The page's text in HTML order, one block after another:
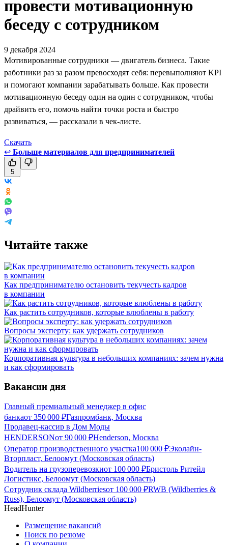
провести мотивационную
беседу с сотрудником
9 декабря 2024
Мотивированные сотрудники — двигатель бизнеса. Такие
работники раз за разом превосходят себя: перевыполняют KPI
и помогают компании зарабатывать больше. Как провести
мотивационную беседу один на один с сотрудником, чтобы
драйвить его, помочь найти точки роста и быстро
развиваться, — рассказали в чек-листе.
Скачать
↩ Больше материалов для предпринимателей
5
Читайте также
Как предпринимателю остановить текучесть кадров
в компании
Как растить сотрудников, которые влюблены в работу
Вопросы эксперту: как удержать сотрудников
Корпоративная культура в небольших компаниях: зачем нужна
и как сформировать
Вакансии дня
Главный премиальный менеджер в офис
банкаот 350 000 ₽Газпромбанк, Москва
Продавец-кассир в Дом Моды
HENDERSONот 90 000 ₽Henderson, Москва
Оператор производственного участка100 000 ₽Эколайн-
Вторпласт, Белоомут (Московская область)
Водитель на грузоперевозкиот 100 000 ₽Бристоль Ритейл
Логистикс, Белоомут (Московская область)
Сотрудник склада Wildberriesот 100 000 ₽RWB (Wildberries &
Russ), Белоомут (Московская область)
HeadHunter
Размещение вакансий
Поиск по резюме